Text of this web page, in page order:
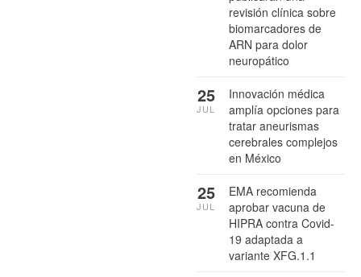
revisión clínica sobre
biomarcadores de
ARN para dolor
neuropático
Innovación médica
amplía opciones para
tratar aneurismas
cerebrales complejos
en México
25
JUL
EMA recomienda
aprobar vacuna de
HIPRA contra Covid-
19 adaptada a
variante XFG.1.1
25
JUL